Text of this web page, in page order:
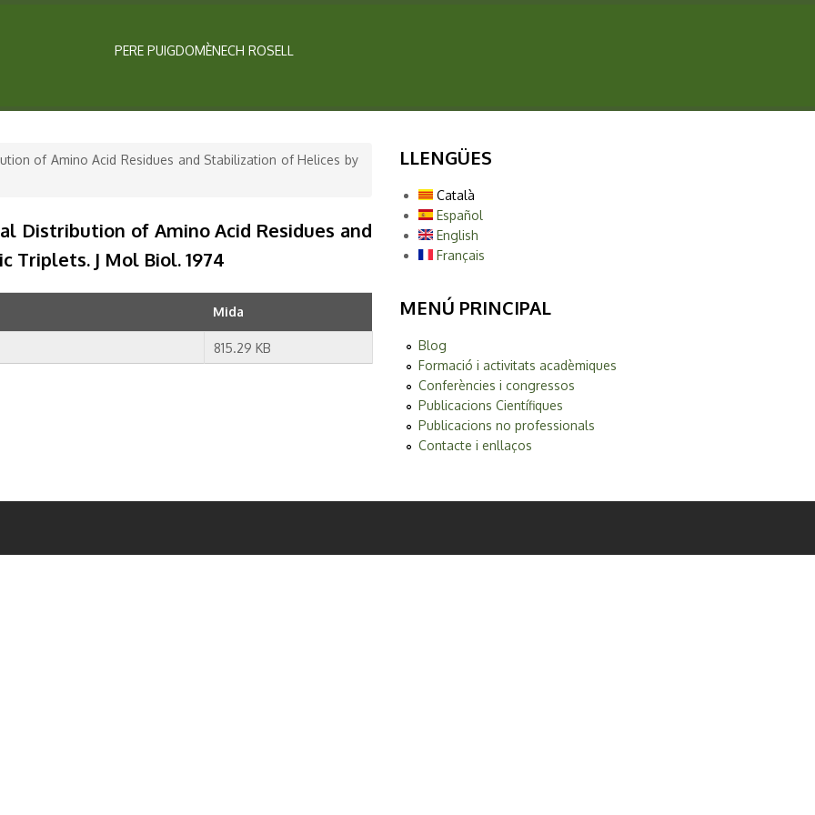
PERE PUIGDOMÈNECH ROSELL
of Amino Acid Residues and Stabilization of Helices by
Distribution of Amino Acid Residues and
Triplets. J Mol Biol. 1974
Mida
815.29 KB
LLENGÜES
Català
Español
English
Français
MENÚ PRINCIPAL
Blog
Formació i activitats acadèmiques
Conferències i congressos
Publicacions Científiques
Publicacions no professionals
Contacte i enllaços